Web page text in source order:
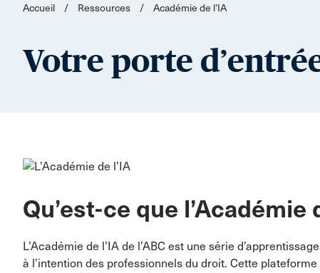
Accueil / Ressources / Académie de l’IA
Votre porte
Qu’est-ce que l’Académie
L’Académie de l’IA de l’ABC est une série
à l’intention des professionnels du droit. Cette